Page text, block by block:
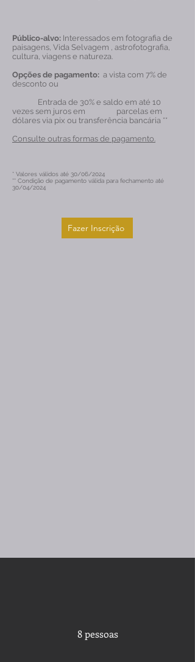
Público-alvo: Interessados em fotografia de
paisagens, Vida Selvagem , astrofotografia,
cultura, viagens e natureza.
Opções de pagamento: a vista com 7% de
desconto ou
Entrada de 30% e saldo em até 10
vezes sem juros em parcelas em
dólares via pix ou transferência bancária **
Consulte outras formas de pagamento.
* Valores válidos até 30/06/2024
** Condição de pagamento válida para fechamento até
30/04/2024
Fazer Inscrição
8 pessoas